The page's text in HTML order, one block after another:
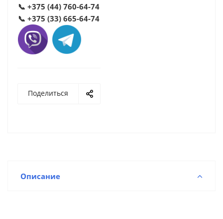
📞 +375 (44) 760-64-74
📞 +375 (33) 665-64-74
Поделиться
Описание